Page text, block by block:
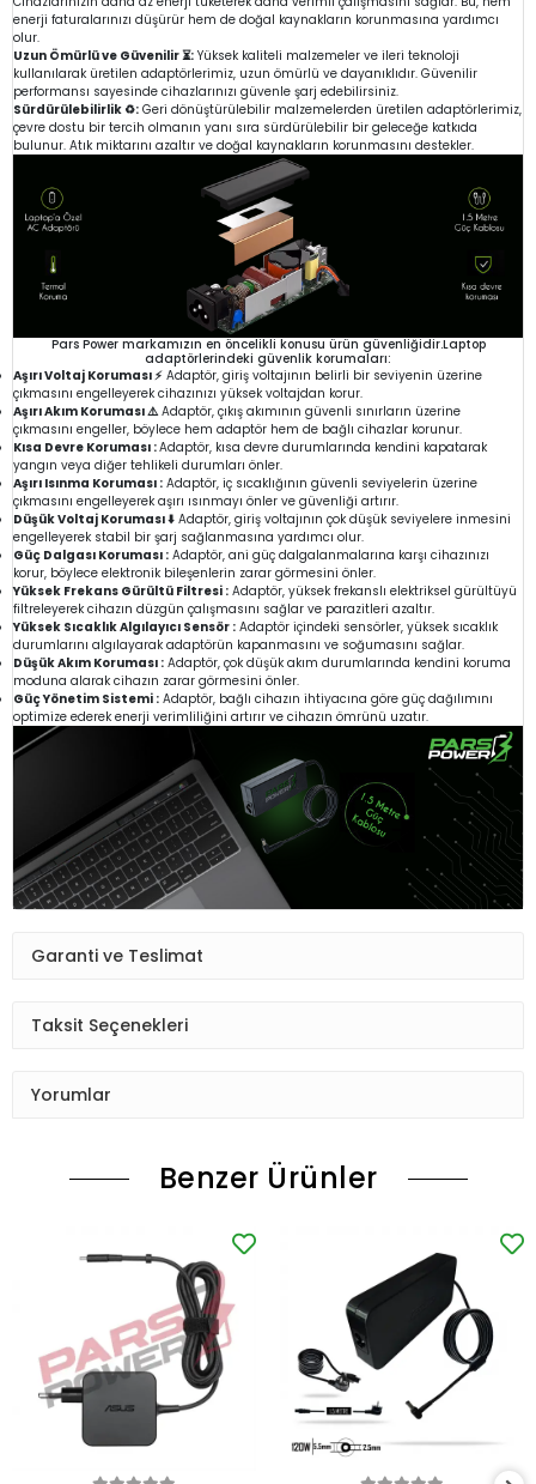
enerji faturalarınızı düşürür hem de doğal kaynakların korunmasına yardımcı
olur.
Uzun Ömürlü ve Güvenilir ⏳: Yüksek kaliteli malzemeler ve ileri teknoloji
kullanılarak üretilen adaptörlerimiz, uzun ömürlü ve dayanıklıdır. Güvenilir
performansı sayesinde cihazlarınızı güvenle şarj edebilirsiniz.
Sürdürülebilirlik ♻️: Geri dönüştürülebilir malzemelerden üretilen adaptörlerimiz,
çevre dostu bir tercih olmanın yanı sıra sürdürülebilir bir geleceğe katkıda
bulunur. Atık miktarını azaltır ve doğal kaynakların korunmasını destekler.
Pars Power markamızın en öncelikli konusu ürün güvenliğidir.Laptop
adaptörlerindeki güvenlik korumaları:
Aşırı Voltaj Koruması ⚡ Adaptör, giriş voltajının belirli bir seviyenin üzerine
çıkmasını engelleyerek cihazınızı yüksek voltajdan korur.
Aşırı Akım Koruması ⚠️Adaptör, çıkış akımının güvenli sınırların üzerine
çıkmasını engeller, böylece hem adaptör hem de bağlı cihazlar korunur.
Kısa Devre Koruması :Adaptör, kısa devre durumlarında kendini kapatarak
yangın veya diğer tehlikeli durumları önler.
Aşırı Isınma Koruması : Adaptör, iç sıcaklığının güvenli seviyelerin üzerine
çıkmasını engelleyerek aşırı ısınmayı önler ve güvenliği artırır.
Düşük Voltaj Koruması ⬇️ Adaptör, giriş voltajının çok düşük seviyelere inmesini
engelleyerek stabil bir şarj sağlanmasına yardımcı olur.
Güç Dalgası Koruması : Adaptör, ani güç dalgalanmalarına karşı cihazınızı
korur, böylece elektronik bileşenlerin zarar görmesini önler.
Yüksek Frekans Gürültü Filtresi : Adaptör, yüksek frekanslı elektriksel gürültüyü
filtreleyerek cihazın düzgün çalışmasını sağlar ve parazitleri azaltır.
Yüksek Sıcaklık Algılayıcı Sensör : Adaptör içindeki sensörler, yüksek sıcaklık
durumlarını algılayarak adaptörün kapanmasını ve soğumasını sağlar.
Düşük Akım Koruması : Adaptör, çok düşük akım durumlarında kendini koruma
moduna alarak cihazın zarar görmesini önler.
Güç Yönetim Sistemi : Adaptör, bağlı cihazın ihtiyacına göre güç dağılımını
optimize ederek enerji verimliliğini artırır ve cihazın ömrünü uzatır.
Garanti ve Teslimat
Taksit Seçenekleri
Yorumlar
Benzer Ürünler